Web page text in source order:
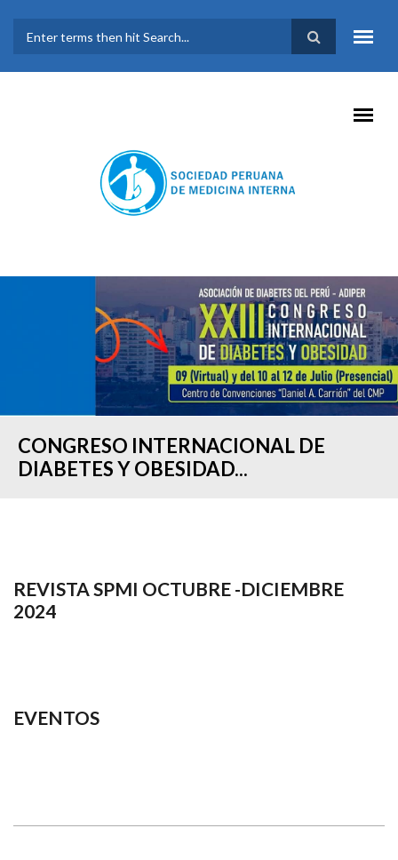
FORMULARIO DE
BÚSQUEDA
CONGRESO INTERNACIONAL DE
DIABETES Y OBESIDAD...
REVISTA SPMI OCTUBRE -DICIEMBRE
2024
EVENTOS